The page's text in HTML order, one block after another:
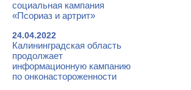
социальная кампания
«Псориаз и артрит»
24.04.2022
Калининградская область
продолжает
информационную кампанию
по онконастороженности